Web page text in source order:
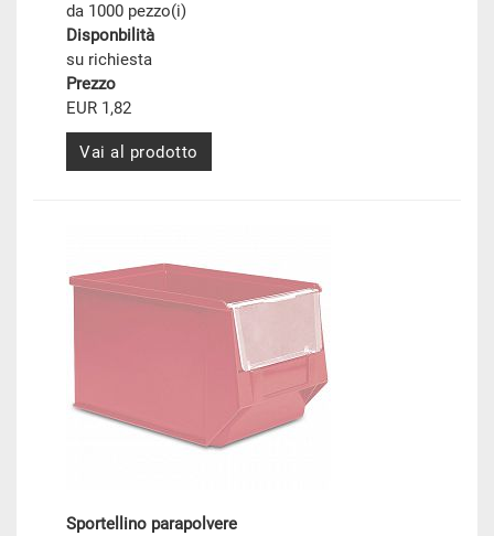
da 1000 pezzo(i)
Disponbilità
su richiesta
Prezzo
EUR 1,82
Vai al prodotto
Sportellino parapolvere